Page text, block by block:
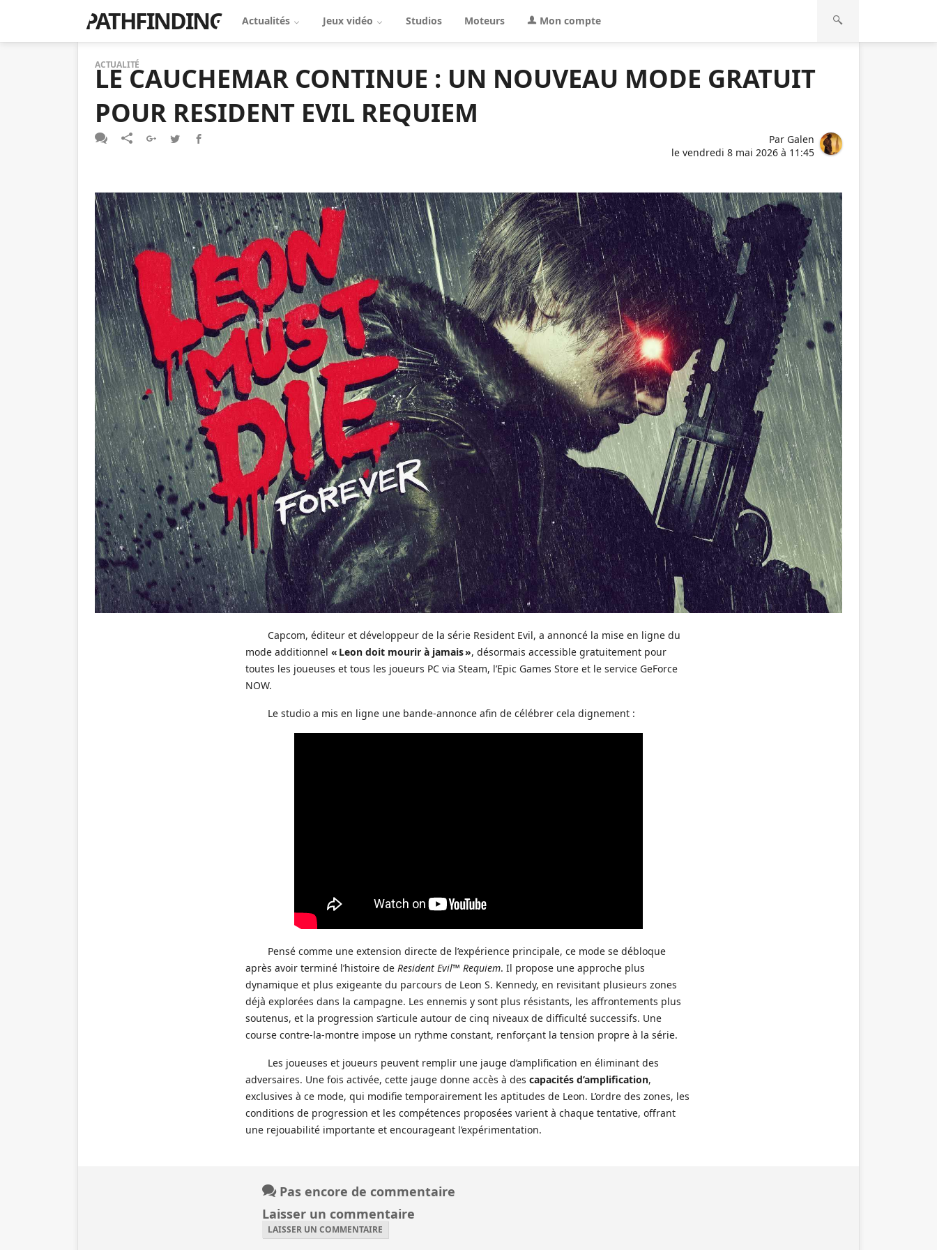
PATHFINDING Actualités Jeux vidéo Studios Moteurs Mon compte
ACTUALITÉ
LE CAUCHEMAR CONTINUE : UN NOUVEAU MODE GRATUIT
POUR RESIDENT EVIL REQUIEM
Par Galen
le vendredi 8 mai 2026 à 11:45
Capcom, éditeur et développeur de la série Resident Evil, a annoncé la mise en ligne du
mode additionnel « Leon doit mourir à jamais », désormais accessible gratuitement pour
toutes les joueuses et tous les joueurs PC via Steam, l’Epic Games Store et le service GeForce
NOW.
Le studio a mis en ligne une bande-annonce afin de célébrer cela dignement :
Pensé comme une extension directe de l’expérience principale, ce mode se débloque
après avoir terminé l’histoire de Resident Evil™ Requiem. Il propose une approche plus
dynamique et plus exigeante du parcours de Leon S. Kennedy, en revisitant plusieurs zones
déjà explorées dans la campagne. Les ennemis y sont plus résistants, les affrontements plus
soutenus, et la progression s’articule autour de cinq niveaux de difficulté successifs. Une
course contre-la-montre impose un rythme constant, renforçant la tension propre à la série.
Les joueuses et joueurs peuvent remplir une jauge d’amplification en éliminant des
adversaires. Une fois activée, cette jauge donne accès à des capacités d’amplification,
exclusives à ce mode, qui modifie temporairement les aptitudes de Leon. L’ordre des zones, les
conditions de progression et les compétences proposées varient à chaque tentative, offrant
une rejouabilité importante et encourageant l’expérimentation.
Pas encore de commentaire
Laisser un commentaire
LAISSER UN COMMENTAIRE